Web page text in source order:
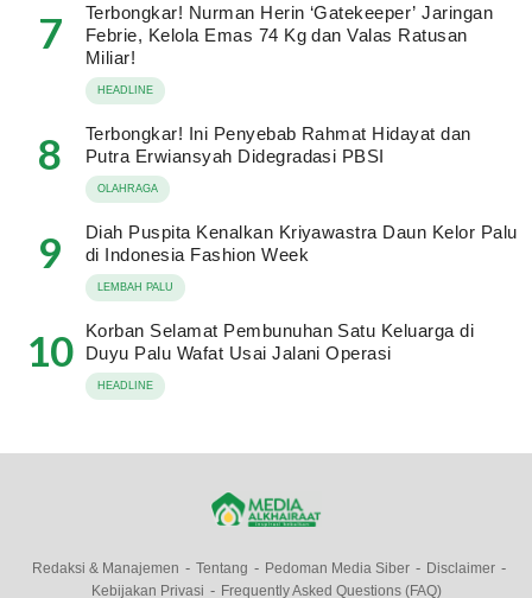
7
Terbongkar! Nurman Herin ‘Gatekeeper’ Jaringan
Febrie, Kelola Emas 74 Kg dan Valas Ratusan
Miliar!
HEADLINE
8
Terbongkar! Ini Penyebab Rahmat Hidayat dan
Putra Erwiansyah Didegradasi PBSI
OLAHRAGA
9
Diah Puspita Kenalkan Kriyawastra Daun Kelor Palu
di Indonesia Fashion Week
LEMBAH PALU
10
Korban Selamat Pembunuhan Satu Keluarga di
Duyu Palu Wafat Usai Jalani Operasi
HEADLINE
Redaksi & Manajemen Tentang Pedoman Media Siber
Disclaimer
Kebijakan Privasi
Frequently Asked Questions (FAQ)